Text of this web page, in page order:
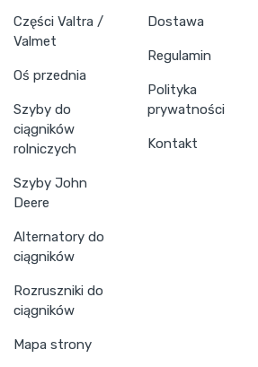
Części Valtra /
Valmet
Oś przednia
Szyby do
ciągników
rolniczych
Szyby John
Deere
Alternatory do
ciągników
Rozruszniki do
ciągników
Mapa strony
Dostawa
Regulamin
Polityka
prywatności
Kontakt